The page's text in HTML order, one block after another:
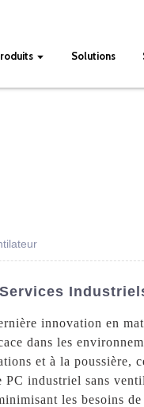
Solutions
innovation en
dans les
et à la
PC industriel sans
les besoins